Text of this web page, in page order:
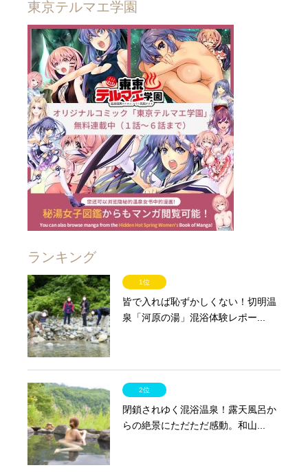
東京テルマエ学園
ランキング
1位
皆で入れば恥ずかしくない！切明温
泉「河原の湯」混浴体験レポー...
2位
閉鎖されゆく混浴温泉！露天風呂か
らの絶景にただただ感動。和山...